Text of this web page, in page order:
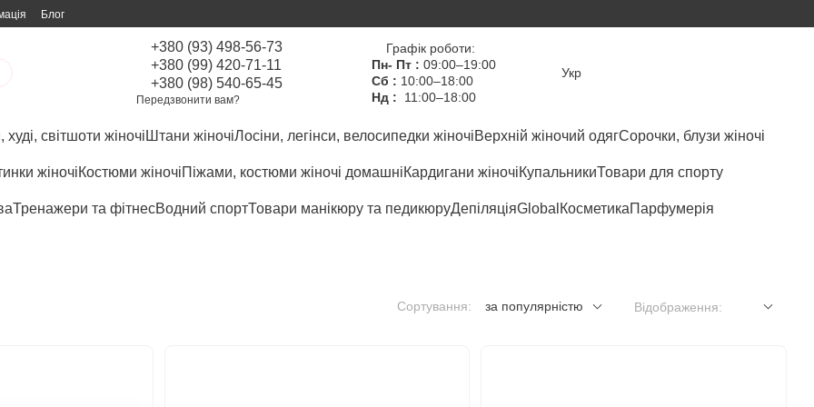
Блог
+380 (93) 498-56-73
+380 (99) 420-71-11
+380 (98) 540-65-45
Передзвонити вам?
Графік роботи:
Пн- Пт : 09:00–19:00
Сб : 10:00–18:00
Нд :
11:00–18:00
Укр
худі, світшоти жіночі Штани жіночіЛосіни, легінси, велосипедки жіночіВерхній жіночий одягСорочки, блузи жіночі
жіночіКостюми жіночіПіжами, костюми жіночі домашніКардигани жіночіКупальникиТовари для спорту
Тренажери та фітнесВодний спортТовари манікюру та педикюруДепіляціяGlobal КосметикаПарфумерія
Сортування: за популярністю Відображення: